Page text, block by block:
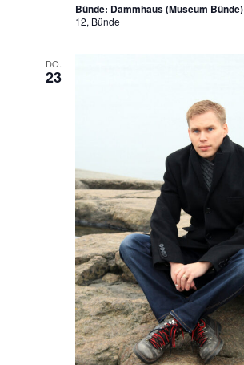
Bünde: Dammhaus (Museum Bünde)
12, Bünde
DO.
23